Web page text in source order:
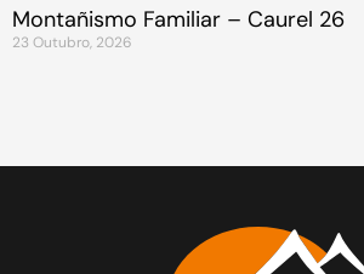
Montañismo Familiar – Caurel 26
23 Outubro, 2026